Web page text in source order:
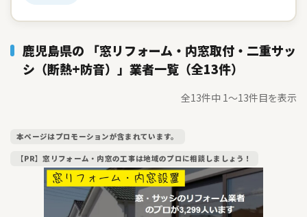
鹿児島県の 「窓リフォーム・内窓取付・二重サッ
シ（断熱+防音）」業者一覧（全13件）
全13件中 1〜13件目を表示
本ページはプロモーションが含まれています。
【PR】窓リフォーム・内窓の工事は地域のプロに相談しましょう！